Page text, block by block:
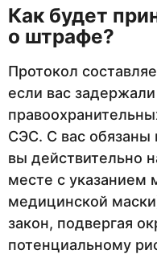
Как будет
о штрафе?
Протокол
если вас
СЭС. С вас обязаны
вы действительно
месте с указанием
медицинской
закон, подвергая
потенциальному